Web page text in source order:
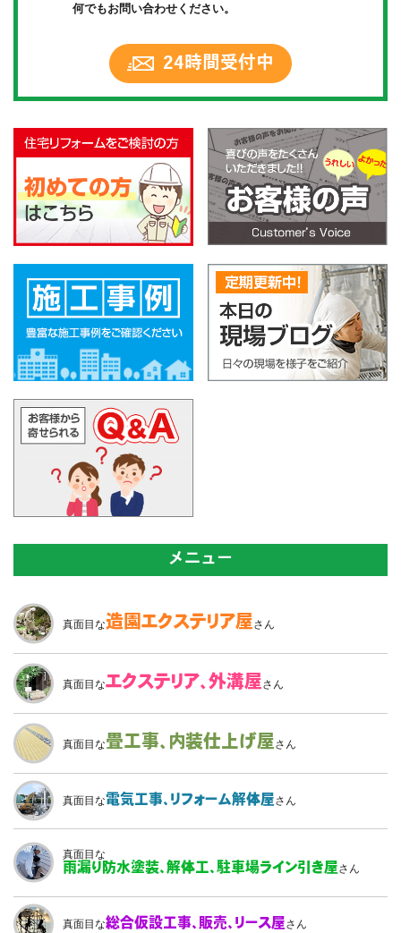
何でもお問い合わせください。
24時間受付中
メニュー
真面目な造園 エクステリア屋さん
真面目なエクステリア、外溝屋さん
真面目な畳工事、 内装仕上げ屋さん
真面目な電気工事、 リフォーム解体屋さん
真面目な
雨漏り防水塗装、解体工、駐車場ライン引き屋さん
真面目な総合仮設工事、販売、リース屋さん